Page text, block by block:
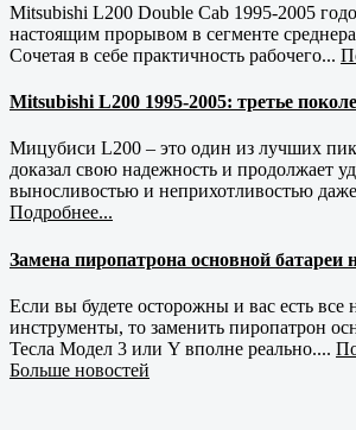
Mitsubishi L200 Double Cab 1995-2005
настоящим прорывом в сегменте
Сочетая в себе практичность рабочего...
Mitsubishi L200 1995-2005: третье
Мицубиси L200 – это один из лучших
доказал свою надежность и продолжает
выносливостью и неприхотливостью даже
Подробнее...
Замена пиропатрона основной батареи
Если вы будете осторожны и вас есть все
инструменты, то заменить пиропатрон
Тесла Модел 3 или Y вполне реально....
Больше новостей